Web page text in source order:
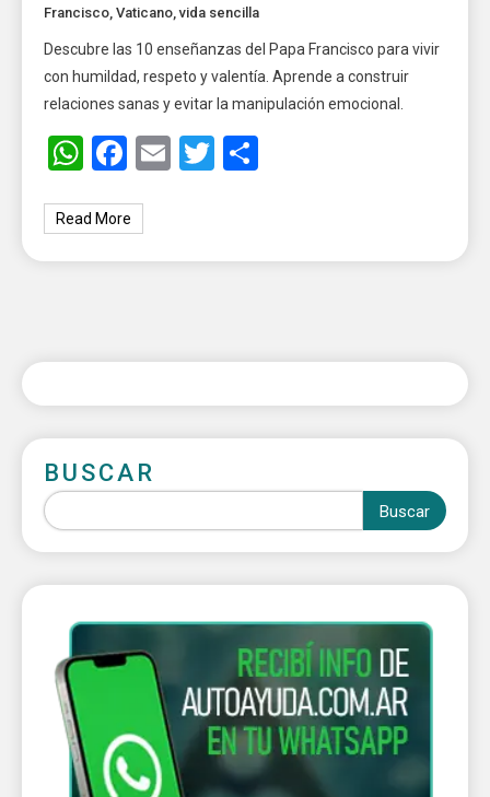
Francisco,Vaticano,vida sencilla
Descubre las 10 enseñanzas del Papa Francisco para vivir
con humildad, respeto y valentía. Aprende a construir
relaciones sanas y evitar la manipulación emocional.
WhatsApp
Facebook
EmailTwitter
Read More
BUSCAR
Buscar